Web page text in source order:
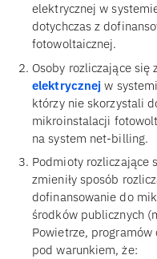
elektrycznej w
dotychczas z
fotowoltaicznej.
Osoby rozliczające się
elektrycznej w
którzy nie skorzystali
mikroinstalacji
na system net-billing.
Podmioty rozliczające
zmieniły sposób
dofinansowanie do
środków publicznych
Powietrze,
pod warunkiem, że: